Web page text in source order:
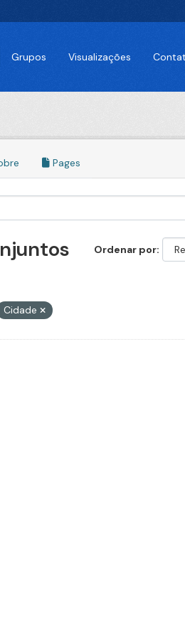
Grupos Visualizações
Pages
Ordenar por
Cidade